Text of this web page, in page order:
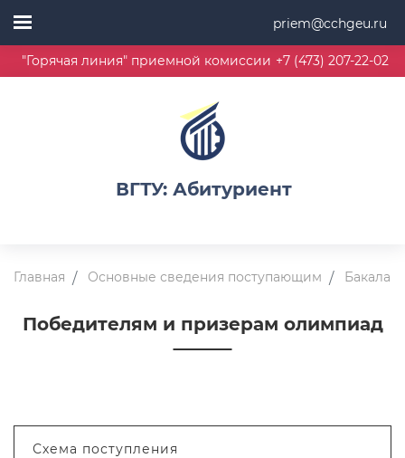
priem@cchgeu.ru
"Горячая линия" приемной комиссии +7 (473) 207-22-02
ВГТУ: Абитуриент
Главная Основные сведения поступающим
Победителям и призерам олимпиад
Схема поступления